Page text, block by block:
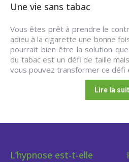
Une vie sans tabac
Vous êtes prêt à prendre le
adieu à la cigarette une bonne
pourrait bien être la solution
du tabac est un défi de taille
vous pouvez transformer ce défi
Lire la
L’hypnose est-t-elle